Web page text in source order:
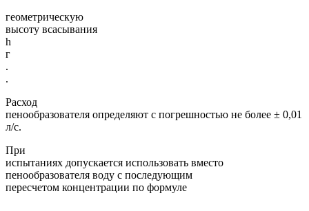
геометрическую
высоту всасывания
h
г
.
.
Расход
пенообразователя определяют с погрешностью не более ± 0,01
л/с.
При
испытаниях допускается использовать вместо
пенообразователя воду с последующим
пересчетом концентрации по формуле